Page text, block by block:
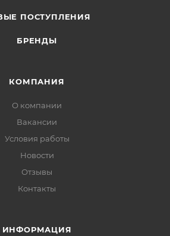
ПОСТУПЛЕНИЯ
БРЕНДЫ
КОМПАНИЯ
О компании
Вакансии
Условия работы
Новости
Отзывы
Контакты
ИНФОРМАЦИЯ